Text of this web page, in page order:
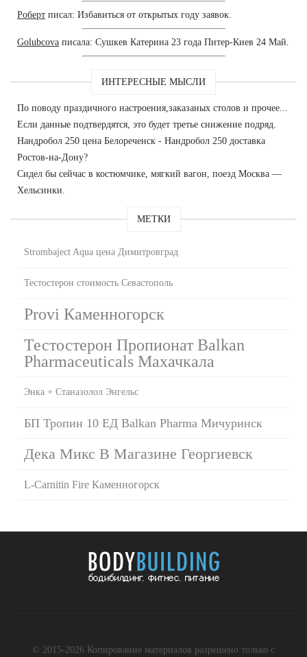
Роберт писал: Избавиться от открытых году заявок.
Golubcova писала: Сушкев Катерина 23 года Питер-Киев 24 Май.
ИНТЕРЕСНЫЕ МЫСЛИ
По поводу праздичного настроения,заказаных столов и прочее...
Если данные подтвердятся, это будет третье снижение подряд.
Нандробол 250 цена Белореченск - Нандробол 250 доставка
Ростов-на-Дону?
Сидел бы сейчас в костюмчике, мягкий вагон, поезд Москва —
Хельсинки.
МЕТКИ
Strombaject Aqua цена Димитровград
Тестостерон стоимость Севастополь
Provi Каменногорск
Тестостерон Пропионат Balkan
Pharmaceuticals Махачкала
Энка + Станазолол Энгельс
БП Тропин 10 ЕД Balkan Pharma Мичуринск
Дека Микс В Магазине Георгиевск
L-Carnitin Fire Каменногорск
© 2015-2026 Копирование материалов разрешено только с